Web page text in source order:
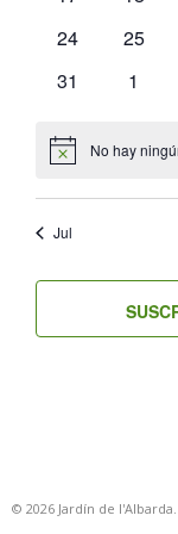
0
24
0
25
0
31
0
1
Aviso No hay
Jul
© 2026 Jardín de